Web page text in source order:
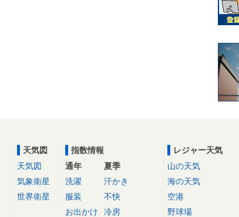
天気図
天気図
気象衛星
世界衛星
指数情報
通年
洗濯
服装
お出かけ
夏季
汗かき
不快
冷房
レジャー天気
山の天気
海の天気
空港
野球場